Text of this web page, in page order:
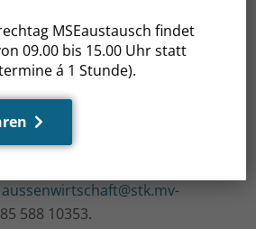
und Organisationen
zu knüpfen und
– bei einem guten Essen in
und Messen der
aussenwirtschaft@stk.mv-
588 10353.
MSEaustausch findet
09.00 bis 15.00 Uhr statt
á 1 Stunde).